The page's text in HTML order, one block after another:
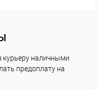
курьеру наличными
предоплату на